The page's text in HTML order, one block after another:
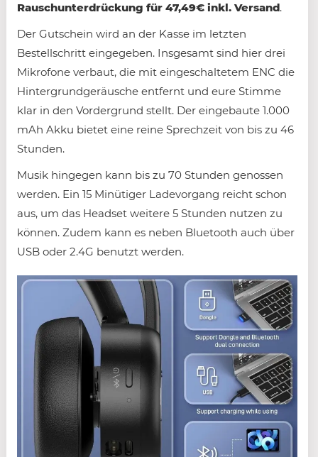
Rauschunterdrückung für 47,49€ inkl. Versand.
Der Gutschein wird an der Kasse im letzten
Bestellschritt eingegeben. Insgesamt sind hier drei
Mikrofone verbaut, die mit eingeschaltetem ENC die
Hintergrundgeräusche entfernt und eure Stimme
klar in den Vordergrund stellt. Der eingebaute 1.000
mAh Akku bietet eine reine Sprechzeit von bis zu 46
Stunden.
Musik hingegen kann bis zu 70 Stunden genossen
werden. Ein 15 Minütiger Ladevorgang reicht schon
aus, um das Headset weitere 5 Stunden nutzen zu
können. Zudem kann es neben Bluetooth auch über
USB oder 2.4G benutzt werden.